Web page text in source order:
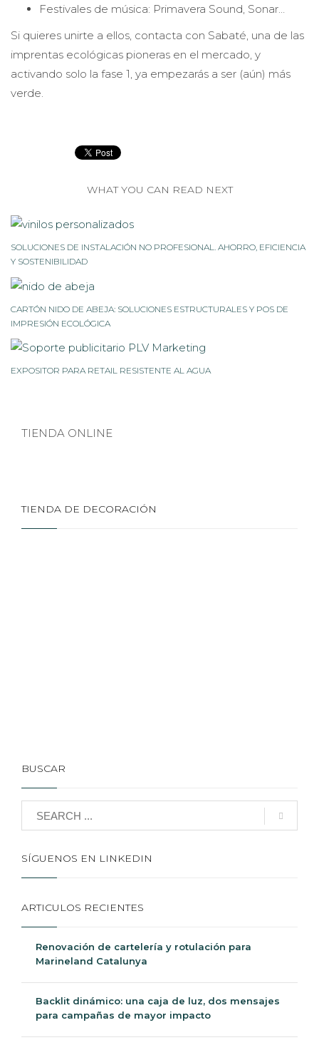
Festivales de música: Primavera Sound, Sonar…
Si quieres unirte a ellos, contacta con Sabaté, una de las
imprentas ecológicas pioneras en el mercado, y
activando solo la fase 1, ya empezarás a ser (aún) más
verde.
WHAT YOU CAN READ NEXT
SOLUCIONES DE INSTALACIÓN NO PROFESIONAL. AHORRO, EFICIENCIA
Y SOSTENIBILIDAD
CARTÓN NIDO DE ABEJA: SOLUCIONES ESTRUCTURALES Y POS DE
IMPRESIÓN ECOLÓGICA
EXPOSITOR PARA RETAIL RESISTENTE AL AGUA
TIENDA ONLINE
TIENDA DE DECORACIÓN
BUSCAR
SÍGUENOS EN LINKEDIN
ARTICULOS RECIENTES
Renovación de cartelería y rotulación para
Marineland Catalunya
Backlit dinámico: una caja de luz, dos mensajes
para campañas de mayor impacto